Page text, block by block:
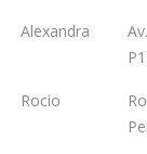
Alexandra
P1
Rocio